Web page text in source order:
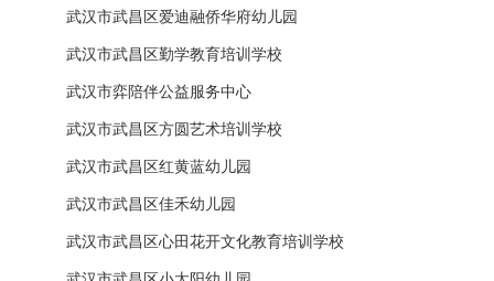
武汉市武昌区爱迪融侨华府幼儿园
武汉市武昌区勤学教育培训学校
武汉市弈陪伴公益服务中心
武汉市武昌区方圆艺术培训学校
武汉市武昌区红黄蓝幼儿园
武汉市武昌区佳禾幼儿园
武汉市武昌区心田花开文化教育培训学校